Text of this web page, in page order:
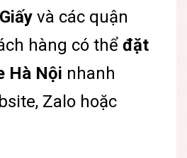
và các quận
hàng có thể đặt
Hà Nội nhanh
Zalo hoặc